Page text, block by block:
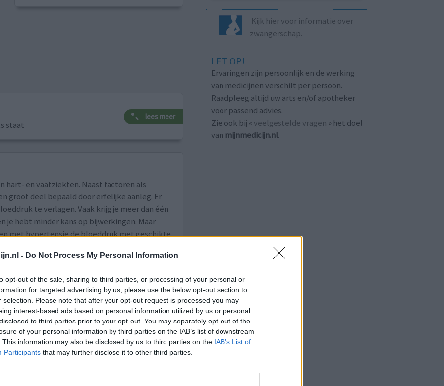
- Do Not Process My Personal Information
opt-out of the sale, sharing to third parties, or processing of your personal or
for targeted advertising by us, please use the below opt-out section to
selection. Please note that after your opt-out request is processed you may
interest-based ads based on personal information utilized by us or personal
to third parties prior to your opt-out. You may separately opt-out of the
of your personal information by third parties on the IAB’s list of downstream
This information may also be disclosed by us to third parties on the IAB’s List of
Participants that may further disclose it to other third parties.
staat
lees meer
hart- en vaatziekten. Naast factoren als
groot deel bepaald door erfelijke aanleg. Er
te verlagen. Vaak krijg je meer dan één
je hebt minder kans op bijwerkingen. Maar
met hypertensie de bloeddruk met geschikte
als een hulpmiddel worden ingezet om tot een
lees meer
leeftijd algehele tevredenheid
3 4 5
Kijk hier voor informatie over
zwangerschap.
LET OP!
Ervaringen zijn persoonlijk en de werking
van medicijnen verschilt per persoon.
Raadpleeg altijd uw arts en/of apotheker
voor passend advies.
Zie ook bij « veelgestelde vragen » het doel
van mijnmedicijn.nl.